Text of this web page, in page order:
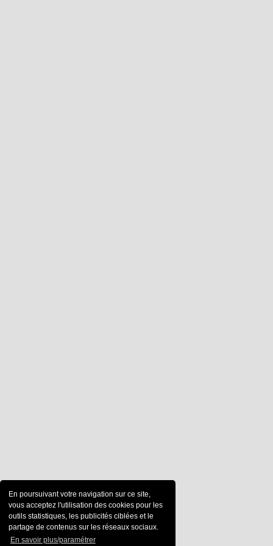
En poursuivant votre navigation sur ce site,
vous acceptez l'utilisation des cookies pour les
outils statistiques, les publicités ciblées et le
partage de contenus sur les réseaux sociaux.
En savoir plus/paramétrer